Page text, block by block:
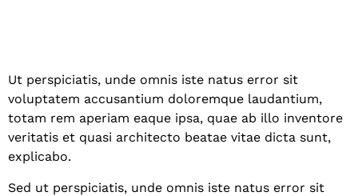
Ut perspiciatis, unde omnis iste natus error sit
voluptatem accusantium doloremque laudantium,
totam rem aperiam eaque ipsa, quae ab illo inventore
veritatis et quasi architecto beatae vitae dicta sunt,
explicabo.
Sed ut perspiciatis, unde omnis iste natus error sit